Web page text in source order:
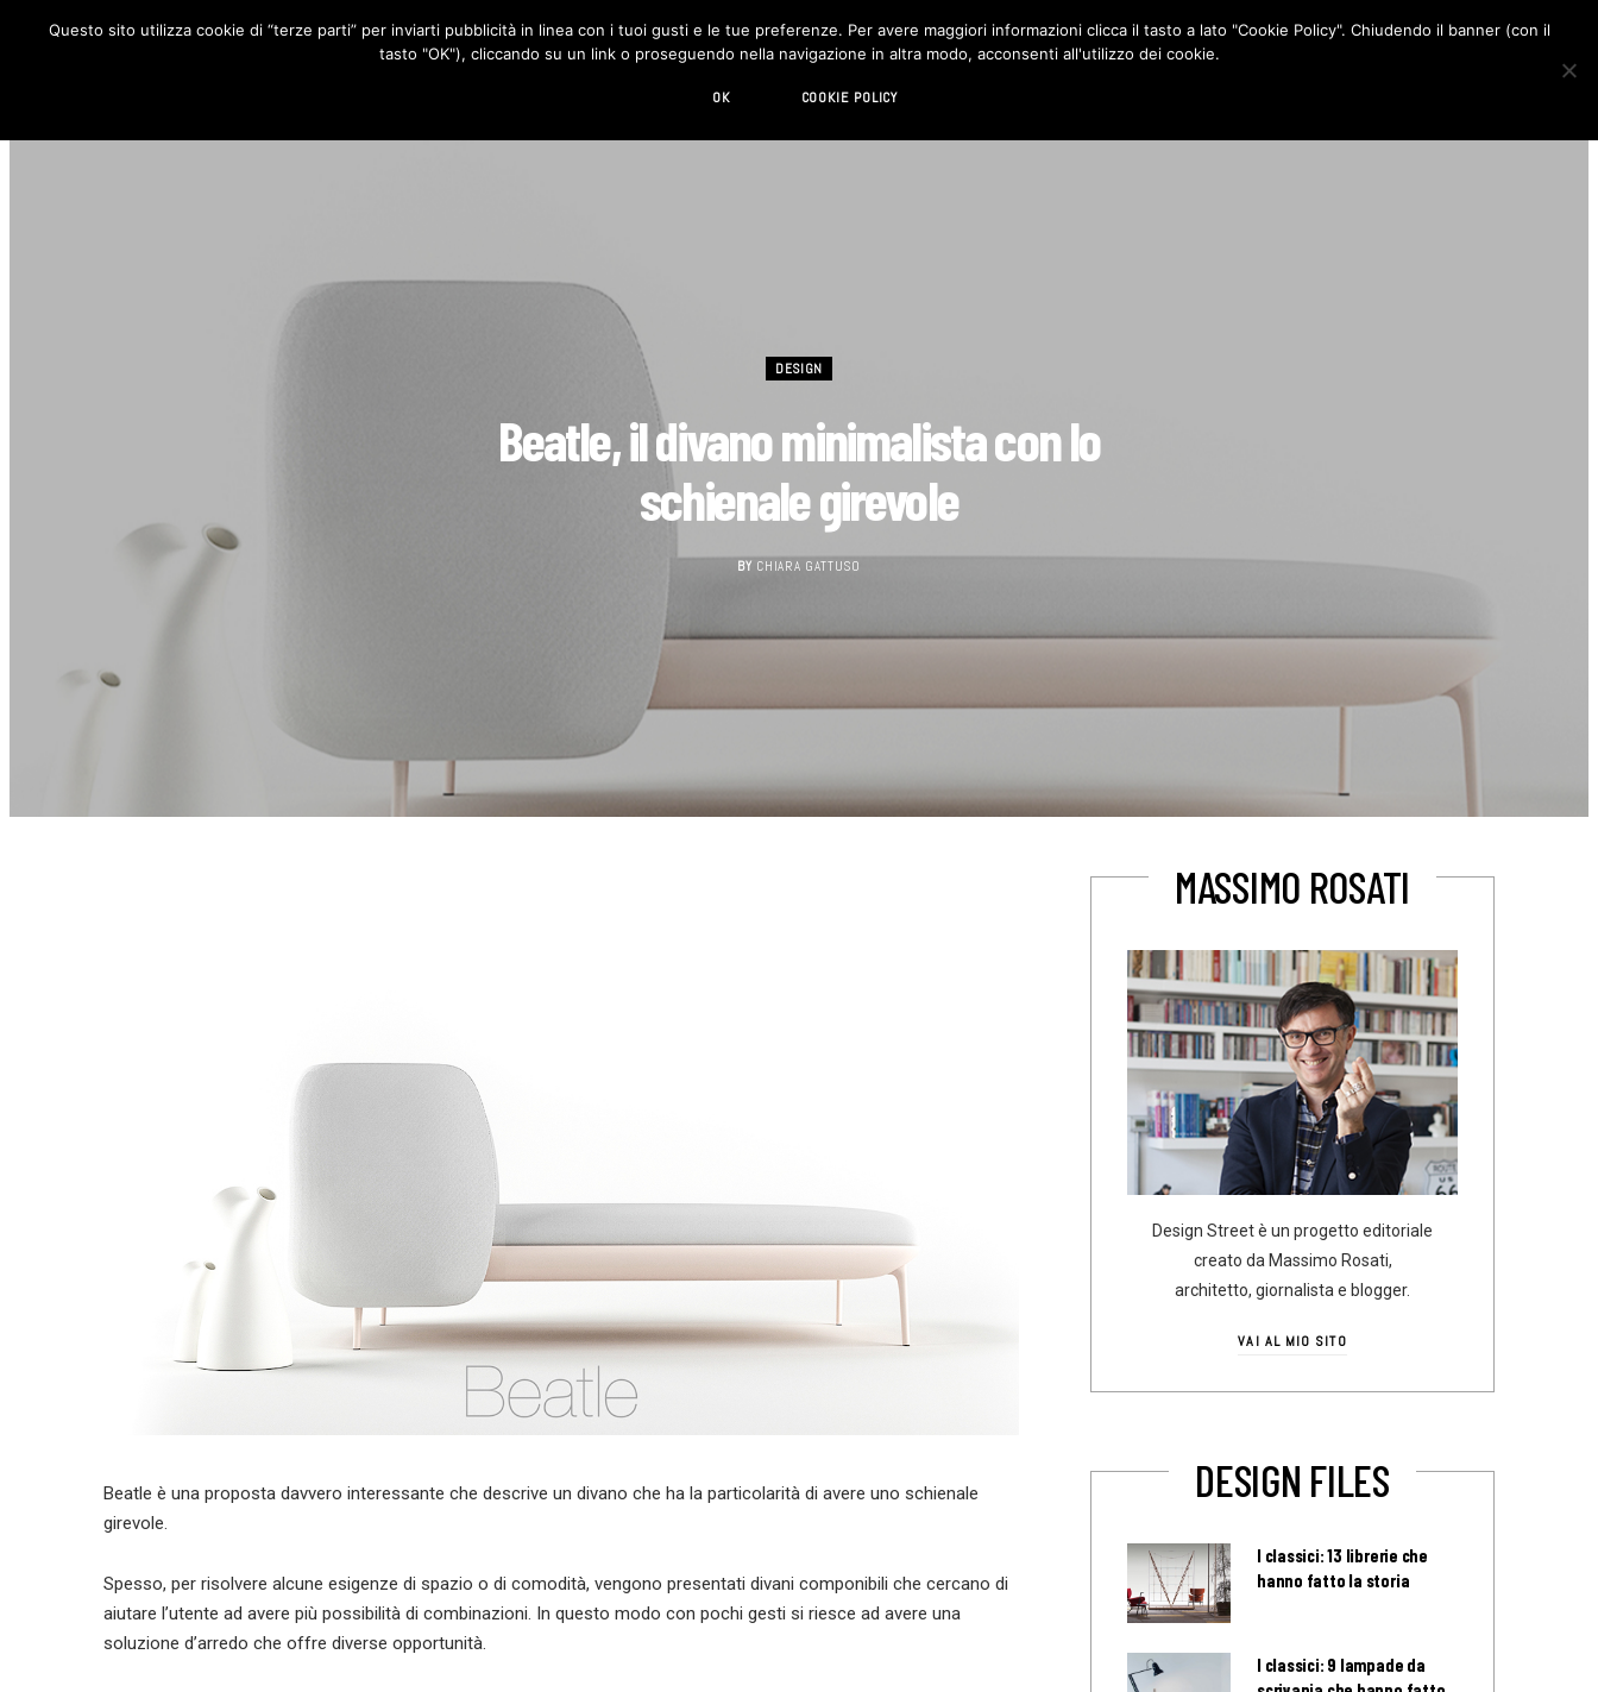
RUBRICHE DESIGN LIVING HI-TECH CHI SIAMO CONTATTI
o
g
r
d
DESIGN
Beatle, il divano minimalista con lo
schienale girevole
BY CHIARA GATTUSO
Beatle è una proposta davvero interessante che descrive un divano che ha la particolarità di avere uno schienale
girevole.
Spesso, per risolvere alcune esigenze di spazio o di comodità, vengono presentati divani componibili che cercano di
aiutare l’utente ad avere più possibilità di combinazioni. In questo modo con pochi gesti si riesce ad avere una
soluzione d’arredo che offre diverse opportunità.
MASSIMO ROSATI
Design Street è un progetto editoriale
creato da Massimo Rosati,
architetto, giornalista e blogger.
VAI AL MIO SITO
DESIGN FILES
I classici: 13 librerie che
hanno fatto la storia
I classici: 9 lampade da
Questo sito utilizza cookie di “terze parti” per inviarti pubblicità in linea con i tuoi gusti e le tue preferenze. Per avere maggiori informazioni clicca il tasto a lato "Cookie Policy". Chiudendo il banner (con il
tasto "OK"), cliccando su un link o proseguendo nella navigazione in altra modo, acconsenti all'utilizzo dei cookie.
OK COOKIE POLICY